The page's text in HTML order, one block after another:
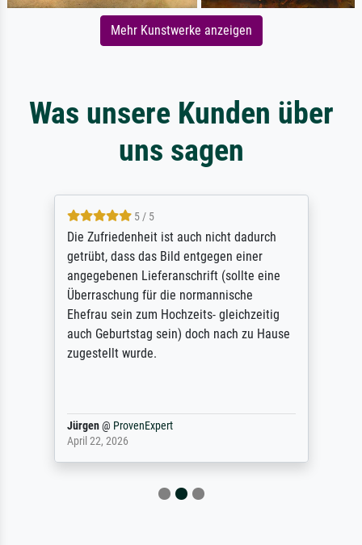
Mehr Kunstwerke anzeigen
Was unsere Kunden über
uns sagen
5 / 5
Die Zufriedenheit ist auch nicht dadurch
getrübt, dass das Bild entgegen einer
angegebenen Lieferanschrift (sollte eine
Überraschung für die normannische
Ehefrau sein zum Hochzeits- gleichzeitig
auch Geburtstag sein) doch nach zu Hause
zugestellt wurde.
Jürgen@ ProvenExpert
April 22, 2026